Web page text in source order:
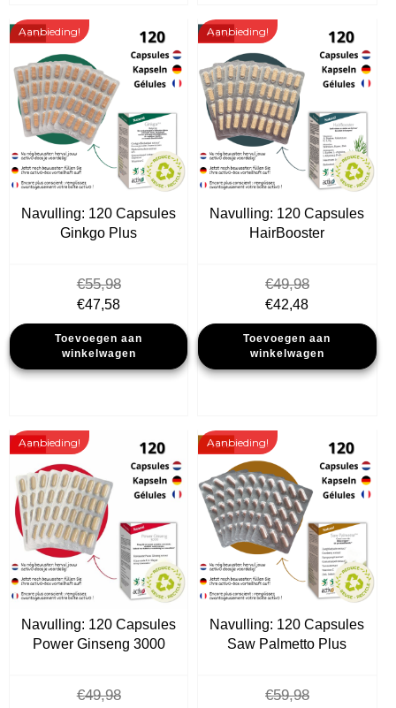
Navulling: 120 Capsules
Ginkgo Plus
€55,98
Oorspronkelijke
prijs
was:
€55,98.
€47,58Huidige
prijs
is:
€47,58.
Toevoegen aan
winkelwagen
Aanbieding!
Navulling: 120 Capsules
HairBooster
€49,98
Oorspronkelijke
prijs
was:
€49,98.
€42,48Huidige
prijs
is:
€42,48.
Toevoegen aan
winkelwagen
Aanbieding!
Navulling: 120 Capsules
Power Ginseng 3000
€49,98
Aanbieding!
Navulling: 120 Capsules
Saw Palmetto Plus
€59,98
Aanbieding!